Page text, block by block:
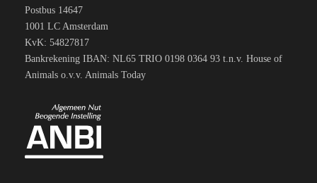
Postbus 14647
1001 LC Amsterdam
KvK: 54827817
Bankrekening IBAN: NL65 TRIO 0198 0364 93 t.n.v. House of
Animals o.v.v. Animals Today